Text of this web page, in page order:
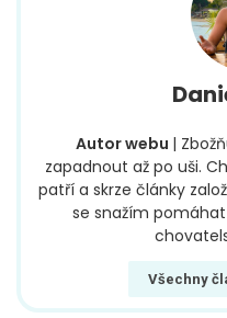
Autor webu |
zapadnout až po uši.
patří a skrze články
se snažím
Všechny